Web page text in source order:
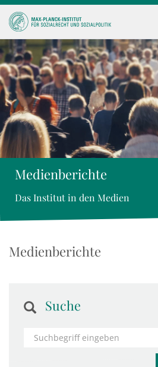
Medienberichte
Das Institut in den Medien
Medienberichte
Suche